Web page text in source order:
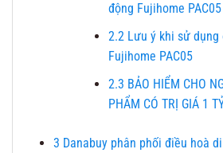
động Fujihome PAC05
2.2Lưu ý khi sử dụng
Fujihome PAC05
2.3 BẢO HIỂM CHO
PHẨM CÓ TRỊ GIÁ 1
3 Danabuy phân phối điều hoà